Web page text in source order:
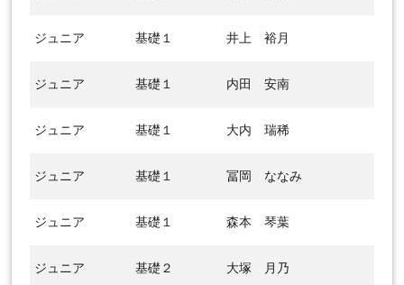
ジュニア 基礎１ 井上 裕月
ジュニア 基礎１ 内田 安南
ジュニア 基礎１ 大内 瑞稀
ジュニア 基礎１ 冨岡 ななみ
ジュニア 基礎１ 森本 琴葉
ジュニア 基礎２ 大塚 月乃